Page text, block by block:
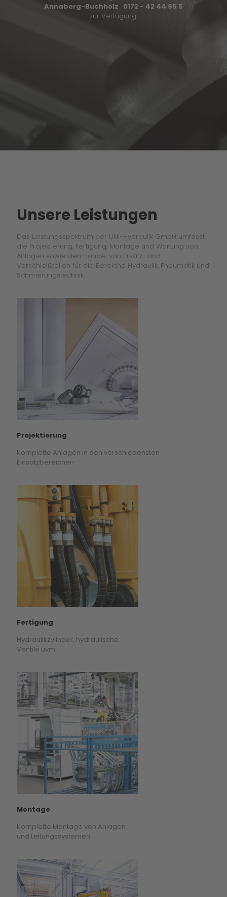
Annaberg-Buchholz 0172 - 42 44 95 5
zur Verfügung.
Unsere Leistungen
Das Leistungsspektrum der UNI-Hydraulik GmbH umfasst
die Projektierung, Fertigung, Montage und Wartung von
Anlagen sowie den Handel von Ersatz- und
Verschleißteilen für die Bereiche Hydraulik, Pneumatik und
Schmierungstechnik.
Projektierung
Komplette Anlagen in den verschiedensten
Einsatzbereichen
Fertigung
Hydraulikzylinder, hydraulische
Ventile uvm.
Montage
Komplette Montage von Anlagen
und Leitungssystemen